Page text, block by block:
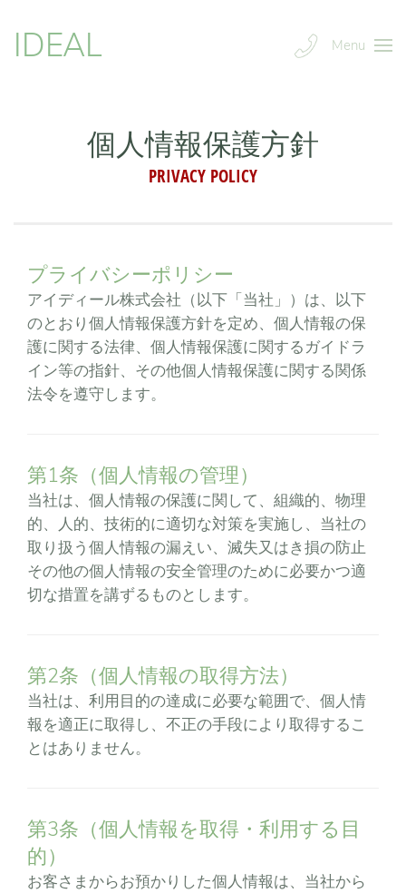
IDEAL Menu
個人情報保護方針
PRIVACY POLICY
プライバシーポリシー
アイディール株式会社（以下「当社」）は、以下
のとおり個人情報保護方針を定め、個人情報の保
護に関する法律、個人情報保護に関するガイドラ
イン等の指針、その他個人情報保護に関する関係
法令を遵守します。
第1条（個人情報の管理）
当社は、個人情報の保護に関して、組織的、物理
的、人的、技術的に適切な対策を実施し、当社の
取り扱う個人情報の漏えい、滅失又はき損の防止
その他の個人情報の安全管理のために必要かつ適
切な措置を講ずるものとします。
第2条（個人情報の取得方法）
当社は、利用目的の達成に必要な範囲で、個人情
報を適正に取得し、不正の手段により取得するこ
とはありません。
第3条（個人情報を取得・利用する目
的）
お客さまからお預かりした個人情報は、当社から